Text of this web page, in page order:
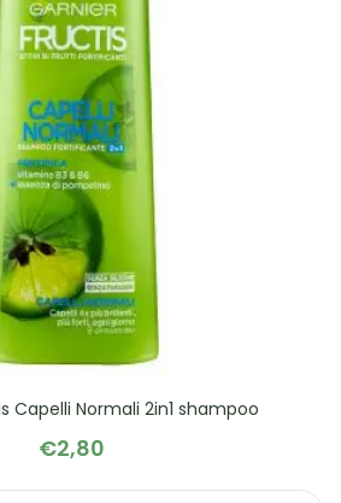
Capelli Normali 2in1 shampoo
€2,80